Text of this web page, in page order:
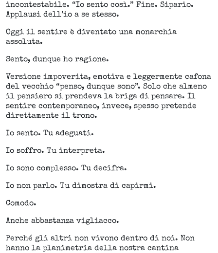
incontestabile. “Io sento così.” Fine. Sipario.
Applausi dell’io a se stesso.
Oggi il sentire è diventato una monarchia
assoluta.
Sento, dunque ho ragione.
Versione impoverita, emotiva e leggermente cafona
del vecchio “penso, dunque sono”. Solo che almeno
il pensiero si prendeva la briga di pensare. Il
sentire contemporaneo, invece, spesso pretende
direttamente il trono.
Io sento. Tu adeguati.
Io soffro. Tu interpreta.
Io sono complesso. Tu decifra.
Io non parlo. Tu dimostra di capirmi.
Comodo.
Anche abbastanza vigliacco.
Perché gli altri non vivono dentro di noi. Non
hanno la planimetria della nostra cantina